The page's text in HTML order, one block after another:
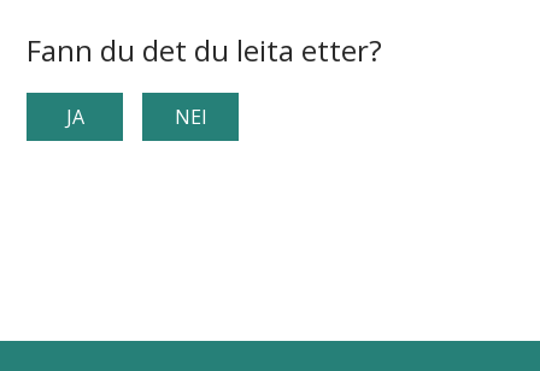
Fann du det du leita etter?
JA NEI